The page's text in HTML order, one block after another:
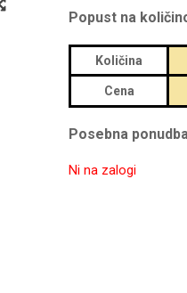
Popust na
Količina
Cena
Posebna
Ni na zalogi